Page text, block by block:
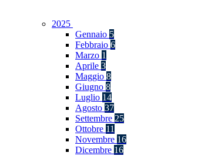
2025
Gennaio 5
Febbraio 6
Marzo 1
Aprile 3
Maggio 8
Giugno 8
Luglio 14
Agosto 37
Settembre 25
Ottobre 11
Novembre 16
Dicembre 16